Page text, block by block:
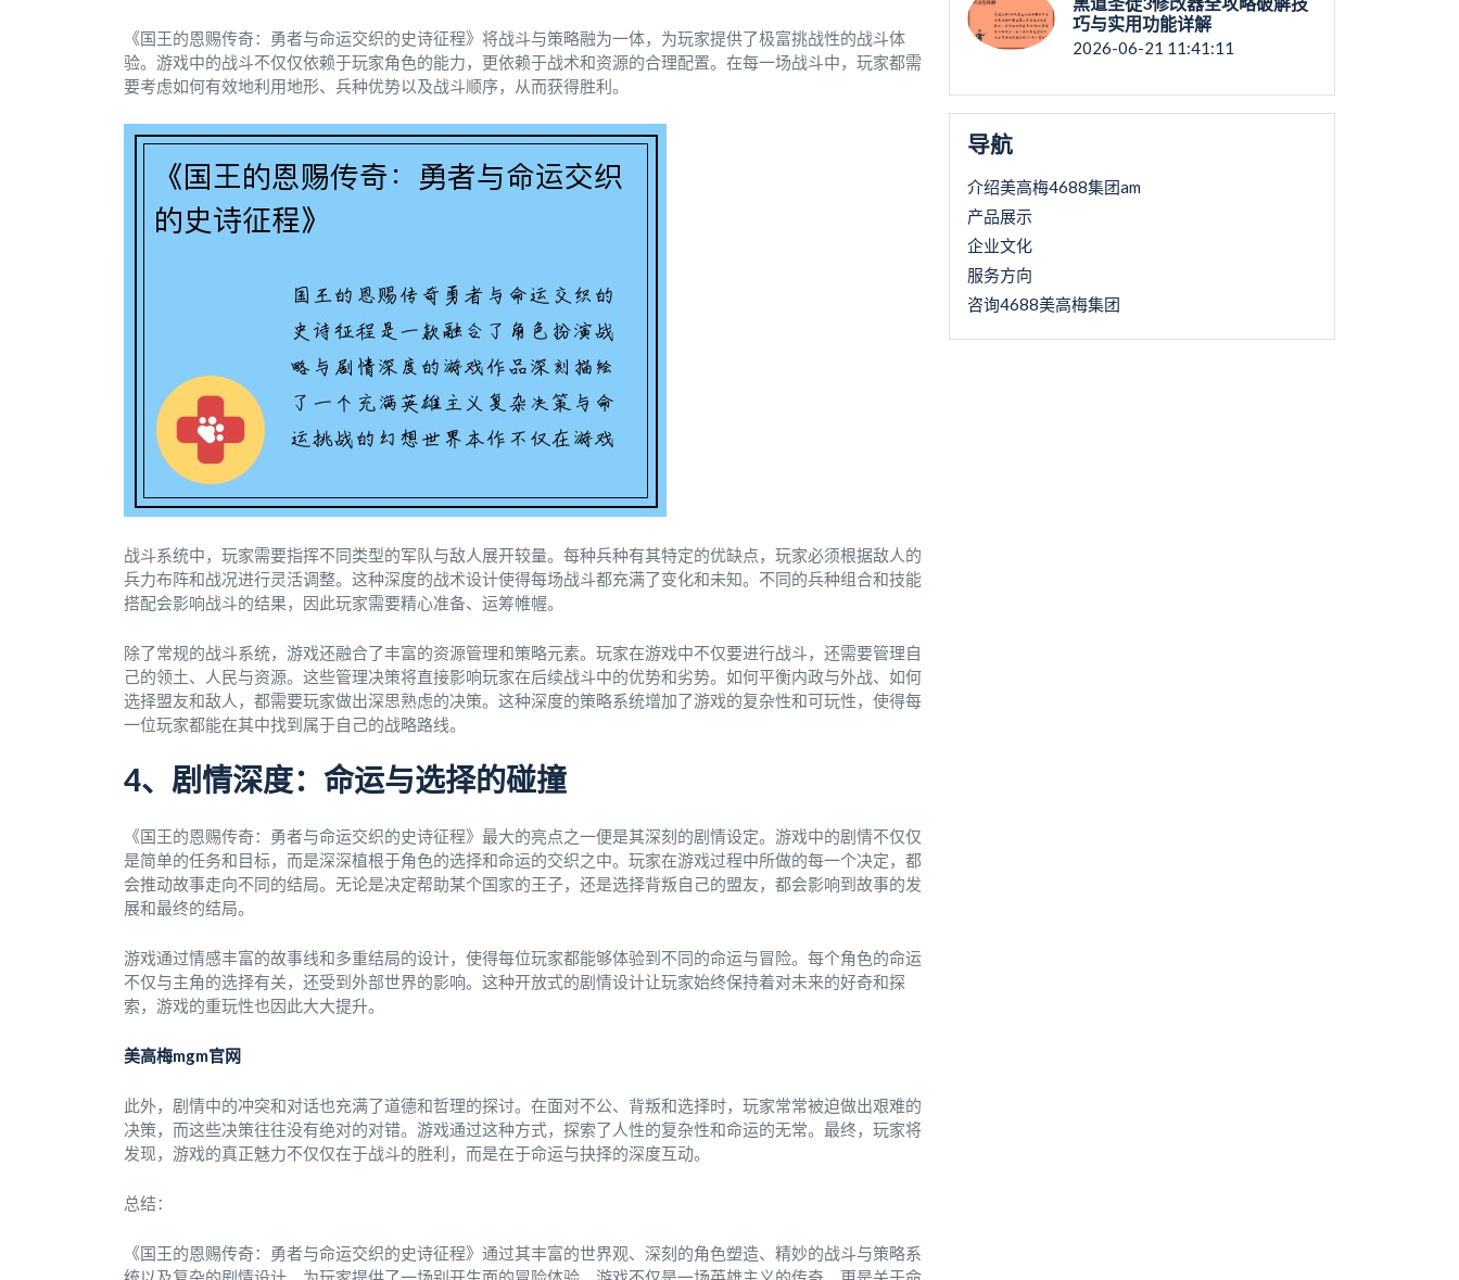
《国王的恩赐传奇：勇者与命运交织的史诗征程》将战斗与策略融为一体，为玩家提供了极富挑战性的战斗体
验。游戏中的战斗不仅仅依赖于玩家角色的能力，更依赖于战术和资源的合理配置。在每一场战斗中，玩家都需
要考虑如何有效地利用地形、兵种优势以及战斗顺序，从而获得胜利。
战斗系统中，玩家需要指挥不同类型的军队与敌人展开较量。每种兵种有其特定的优缺点，玩家必须根据敌人的
兵力布阵和战况进行灵活调整。这种深度的战术设计使得每场战斗都充满了变化和未知。不同的兵种组合和技能
搭配会影响战斗的结果，因此玩家需要精心准备、运筹帷幄。
除了常规的战斗系统，游戏还融合了丰富的资源管理和策略元素。玩家在游戏中不仅要进行战斗，还需要管理自
己的领土、人民与资源。这些管理决策将直接影响玩家在后续战斗中的优势和劣势。如何平衡内政与外战、如何
选择盟友和敌人，都需要玩家做出深思熟虑的决策。这种深度的策略系统增加了游戏的复杂性和可玩性，使得每
一位玩家都能在其中找到属于自己的战略路线。
4、剧情深度：命运与选择的碰撞
《国王的恩赐传奇：勇者与命运交织的史诗征程》最大的亮点之一便是其深刻的剧情设定。游戏中的剧情不仅仅
是简单的任务和目标，而是深深植根于角色的选择和命运的交织之中。玩家在游戏过程中所做的每一个决定，都
会推动故事走向不同的结局。无论是决定帮助某个国家的王子，还是选择背叛自己的盟友，都会影响到故事的发
展和最终的结局。
游戏通过情感丰富的故事线和多重结局的设计，使得每位玩家都能够体验到不同的命运与冒险。每个角色的命运
不仅与主角的选择有关，还受到外部世界的影响。这种开放式的剧情设计让玩家始终保持着对未来的好奇和探
索，游戏的重玩性也因此大大提升。
美高梅mgm官网
此外，剧情中的冲突和对话也充满了道德和哲理的探讨。在面对不公、背叛和选择时，玩家常常被迫做出艰难的
决策，而这些决策往往没有绝对的对错。游戏通过这种方式，探索了人性的复杂性和命运的无常。最终，玩家将
发现，游戏的真正魅力不仅仅在于战斗的胜利，而是在于命运与抉择的深度互动。
总结：
《国王的恩赐传奇：勇者与命运交织的史诗征程》通过其丰富的世界观、深刻的角色塑造、精妙的战斗与策略系
巧与实用功能详解
2026-06-21 11:41:11
导航
介绍美高梅4688集团am
产品展示
企业文化
服务方向
咨询4688美高梅集团